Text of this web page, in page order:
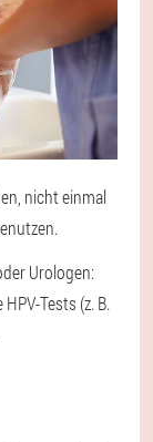
nicht einmal
Urologen:
Tests (z. B.